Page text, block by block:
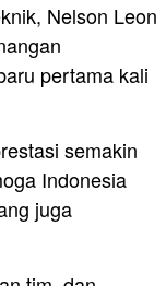
Nelson Leon
pertama kali
semakin
Indonesia
juga